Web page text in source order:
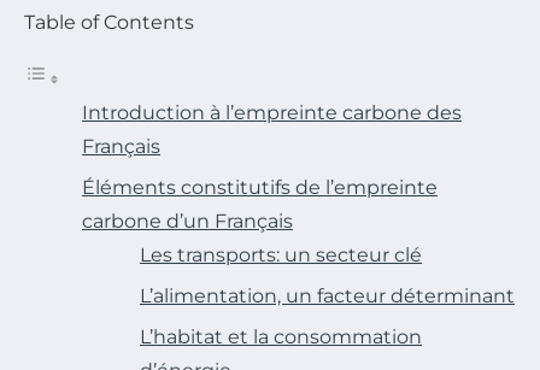
Table of Contents
Introduction à l’empreinte carbone des
Français
Éléments constitutifs de l’empreinte
carbone d’un Français
Les transports: un secteur clé
L’alimentation, un facteur déterminant
L’habitat et la consommation